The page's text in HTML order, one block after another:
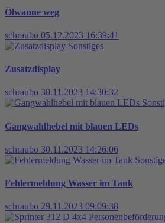
Ölwanne weg
schraubo 05.12.2023 16:39:41
Sonstiges
Zusatzdisplay
schraubo 30.11.2023 14:30:32
Gangwahlhebel mit blauen LEDs
schraubo 30.11.2023 14:26:06
Fehlermeldung Wasser im Tank
schraubo 29.11.2023 09:09:38